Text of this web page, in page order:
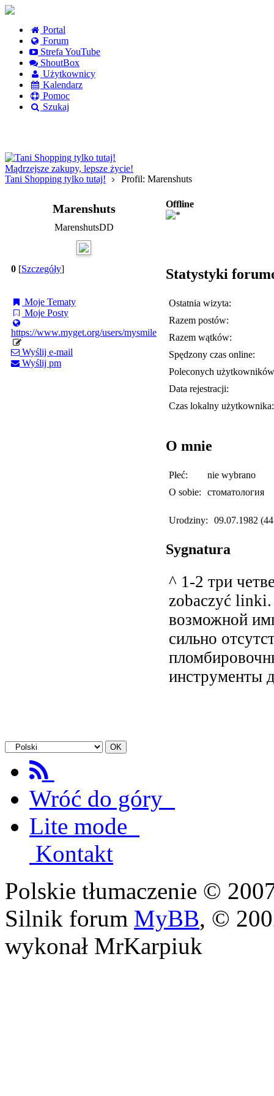
Portal
Forum
Strefa YouTube
ShoutBox
Użytkownicy
Kalendarz
Pomoc
Szukaj
Mądrzejsze zakupy, lepsze życie!
Tani Shopping tylko tutaj!
Profil: Marenshuts
Marenshuts
MarenshutsDD
0 [Szczegóły]
Moje Tematy
Moje Posty
https://www.myget.org/users/mysmile
Wyślij e-mail
Wyślij pm
Offline
Statystyki
Ostatnia wizyta:
Razem postów:
Razem wątków:
Spędzony czas online:
Poleconych
Data rejestracji:
Czas lokalny użytkownika:
O mnie
Płeć:
nie wybrano
O sobie:
стоматология
Urodziny: 09.07.1982
Sygnatura
^ 1-2 три
zobaczyć
возможной
сильно
инструменты
Wróć do góry
Lite mode
Kontakt
Polskie tłumaczenie ©
Silnik forum MyBB, ©
wykonał MrKarpiuk